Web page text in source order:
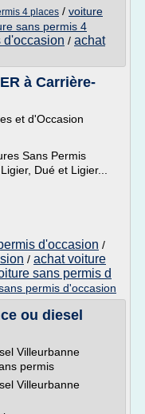
4 places / voiture
sans permis 4
d'occasion / achat
à Carrière-
et d'Occasion
Sans Permis
Dué et Ligier...
d'occasion /
/ achat voiture
sans permis d
permis d'occasion
ou diesel
Villeurbanne
permis
Villeurbanne